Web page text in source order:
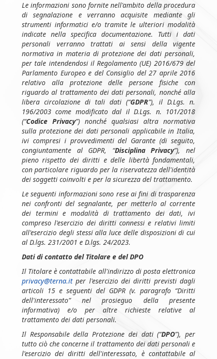
Le informazioni sono fornite nell'ambito della procedura
di segnalazione e verranno acquisite mediante gli
strumenti informatici e/o tramite le ulteriori modalità
indicate nella specifica documentazione. Tutti i dati
personali verranno trattati ai sensi della vigente
normativa in materia di protezione dei dati personali,
per tale intendendosi il Regolamento (UE) 2016/679 del
Parlamento Europeo e del Consiglio del 27 aprile 2016
relativo alla protezione delle persone fisiche con
riguardo al trattamento dei dati personali, nonché alla
libera circolazione di tali dati (“GDPR”), il D.Lgs. n.
196/2003 come modificato dal il D.Lgs. n. 101/2018
(“Codice Privacy”) nonché qualsiasi altra normativa
sulla protezione dei dati personali applicabile in Italia,
ivi compresi i provvedimenti del Garante (di seguito,
congiuntamente al GDPR, “Disciplina Privacy”), nel
pieno rispetto dei diritti e delle libertà fondamentali,
con particolare riguardo per la riservatezza dell'identità
dei soggetti coinvolti e per la sicurezza del trattamento.
Le seguenti informazioni sono rese ai fini di trasparenza
nei confronti del segnalante, per metterlo al corrente
dei termini e modalità di trattamento dei dati, ivi
compreso l'esercizio dei diritti connessi e relativi limiti
all'esercizio degli stessi alla luce delle disposizioni di cui
al D.lgs. 231/2001 e D.lgs. 24/2023.
Dati di contatto del Titolare e del DPO
Il Titolare è contattabile all'indirizzo di posta elettronica
privacy@terna.it per l'esercizio dei diritti previsti dagli
articoli 15 e seguenti del GDPR (v. paragrafo “Diritti
dell'interessato” nel prosieguo della presente
informativa) e/o per altre richieste relative al
trattamento dei dati personali.
Il Responsabile della Protezione dei dati (“DPO”), per
tutto ciò che concerne il trattamento dei dati personali e
l'esercizio dei diritti dell'interessato, è contattabile al